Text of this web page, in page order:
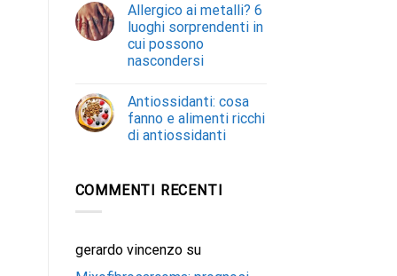
Allergico ai metalli? 6
luoghi sorprendenti in
cui possono
nascondersi
Antiossidanti: cosa
fanno e alimenti ricchi
di antiossidanti
COMMENTI RECENTI
gerardo vincenzosu